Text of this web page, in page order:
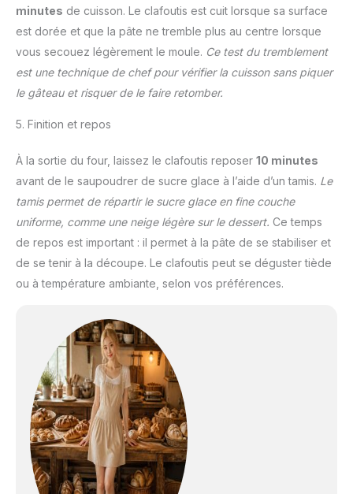
minutes de cuisson. Le clafoutis est cuit lorsque sa surface
est dorée et que la pâte ne tremble plus au centre lorsque
vous secouez légèrement le moule. Ce test du tremblement
est une technique de chef pour vérifier la cuisson sans piquer
le gâteau et risquer de le faire retomber.
5. Finition et repos
À la sortie du four, laissez le clafoutis reposer 10 minutes
avant de le saupoudrer de sucre glace à l’aide d’un tamis. Le
tamis permet de répartir le sucre glace en fine couche
uniforme, comme une neige légère sur le dessert. Ce temps
de repos est important : il permet à la pâte de se stabiliser et
de se tenir à la découpe. Le clafoutis peut se déguster tiède
ou à température ambiante, selon vos préférences.